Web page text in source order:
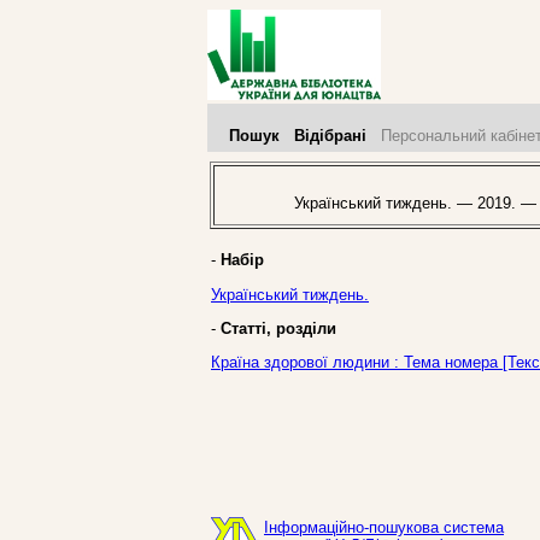
Пошук Відібрані Персональний
Український тиждень. — 2019.
- Набір
Український тиждень.
- Статті, розділи
Країна здорової людини : Тема номера
Інформаційно-пошукова система